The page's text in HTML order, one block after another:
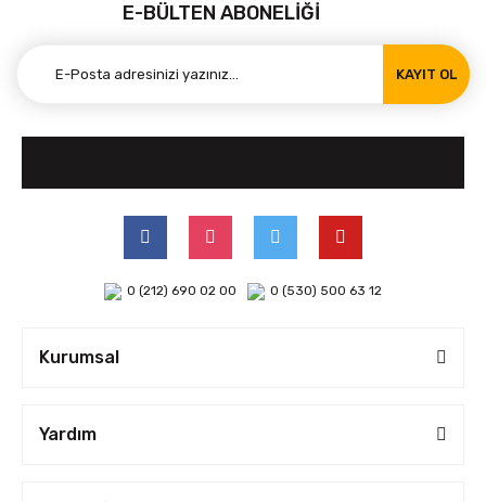
E-BÜLTEN ABONELİĞİ
KAYIT OL
0 (212) 690 02 00 0 (530) 500 63 12
Kurumsal
Yardım